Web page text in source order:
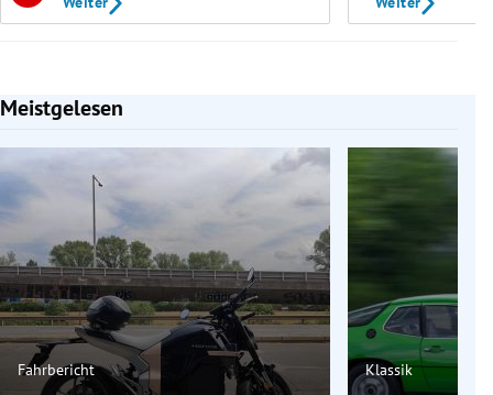
Meistgelesen
Slide 1 von 7
Fahrbericht Klassik